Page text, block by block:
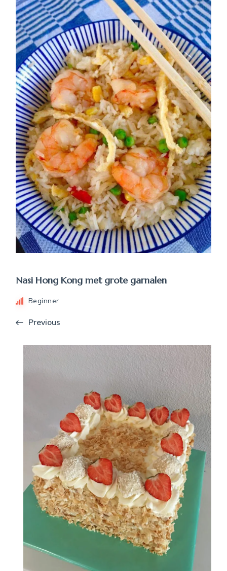
Nasi Hong Kong met grote garnalen
Beginner
Previous